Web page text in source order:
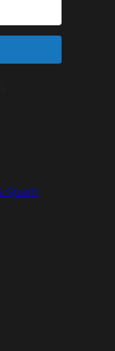
spam